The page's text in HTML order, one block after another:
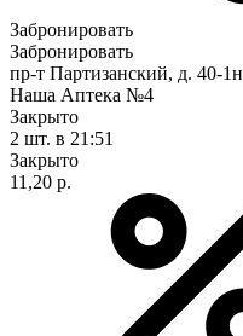
Забронировать
Забронировать
пр-т Партизанский, д. 40-1н
Наша Аптека №4
Закрыто
2 шт. в 21:51
Закрыто
11,20 р.